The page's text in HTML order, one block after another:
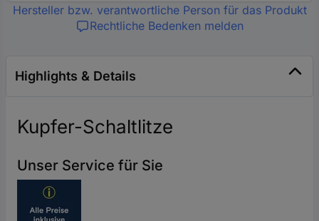
Hersteller bzw. verantwortliche Person für das Produkt
Rechtliche Bedenken melden
Highlights & Details
Kupfer-Schaltlitze
Unser Service für Sie